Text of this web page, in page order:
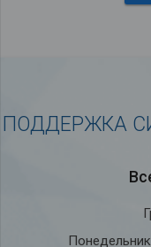
ПОДДЕРЖКА